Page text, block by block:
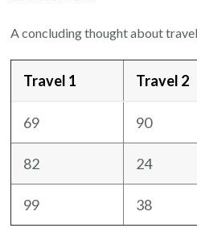
A concluding thought about
Travel 1 Travel 2
69 90
82 24
99 38